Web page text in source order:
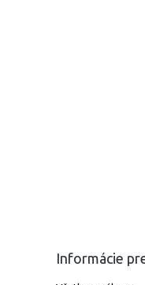
Informácie